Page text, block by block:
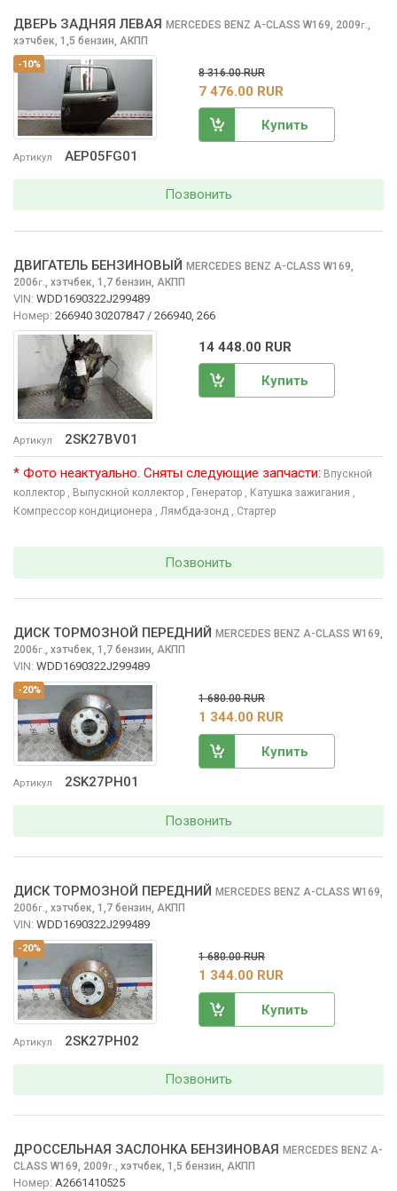
-10%
Артикул AEP05FG01
ДВЕРЬ ЗАДНЯЯ ЛЕВАЯ MERCEDES BENZ A-CLASS W169, 2009г.
хэтчбек, 1,5 бензин, АКПП
8 316.00 RUR
7 476.00 RUR
Купить
Позвонить
Артикул 2SK27BV01
ДВИГАТЕЛЬ БЕНЗИНОВЫЙ MERCEDES BENZ A-CLASS W169,
2006г. хэтчбек, 1,7 бензин, АКПП
VIN: WDD1690322J299489
Номер: 266940 30207847 / 266940, 266
14 448.00 RUR
Купить
* Фото неактуально. Сняты следующие запчасти: Впускной
коллектор , Выпускной коллектор , Генератор , Катушка зажигания ,
Компрессор кондиционера , Лямбда-зонд , Стартер
Позвонить
-20%
Артикул 2SK27PH01
ДИСК ТОРМОЗНОЙ ПЕРЕДНИЙ MERCEDES BENZ A-CLASS W169,
2006г., хэтчбек, 1,7 бензин, АКПП
VIN: WDD1690322J299489
1 680.00 RUR
1 344.00 RUR
Купить
Позвонить
-20%
Артикул 2SK27PH02
ДИСК ТОРМОЗНОЙ ПЕРЕДНИЙ MERCEDES BENZ A-CLASS W169,
2006г., хэтчбек, 1,7 бензин, АКПП
VIN: WDD1690322J299489
1 680.00 RUR
1 344.00 RUR
Купить
Позвонить
ДРОССЕЛЬНАЯ ЗАСЛОНКА БЕНЗИНОВАЯ MERCEDES BENZ A-
CLASS W169, 2009г., хэтчбек, 1,5 бензин, АКПП
Номер: A2661410525